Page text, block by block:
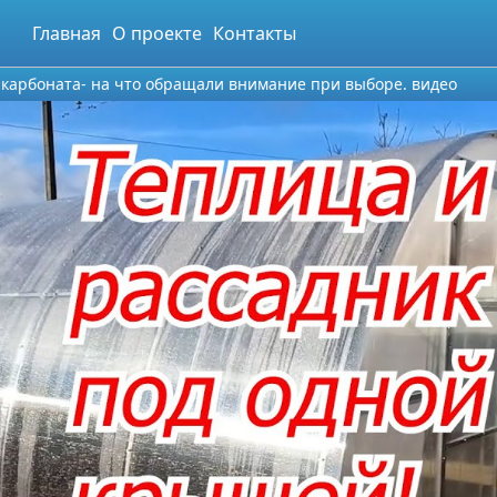
Главная О проекте Контакты
на что обращали внимание при выборе. видео